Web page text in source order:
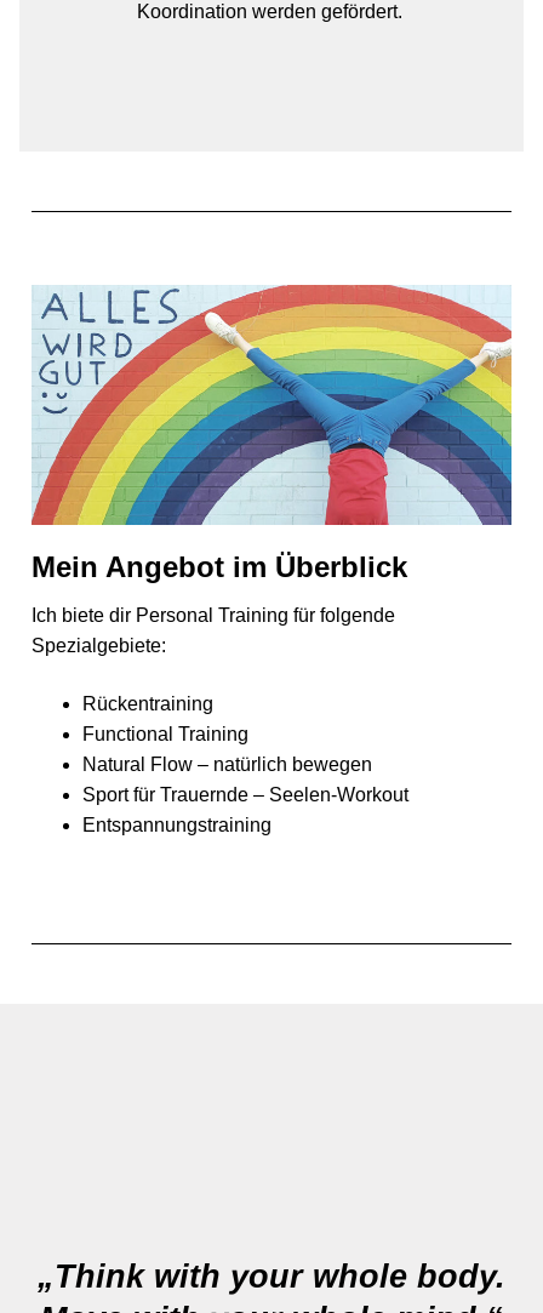
Koordination werden gefördert.
Mein Angebot im Überblick
Ich biete dir Personal Training für folgende
Spezialgebiete:
Rückentraining
Functional Training
Natural Flow – natürlich bewegen
Sport für Trauernde – Seelen-Workout
Entspannungstraining
„Think with your whole body.